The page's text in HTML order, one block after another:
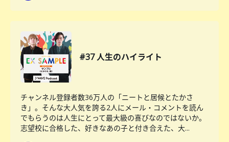
#37 人生のハイライト
チャンネル登録者数36万人の「ニートと居候とたかさ
き」。そんな大人気を誇る2人にメール・コメントを読ん
でもらうのは人生にとって最大級の喜びなのではないか。
志望校に合格した、好きなあの子と付き合えた、大...